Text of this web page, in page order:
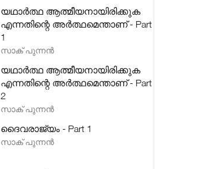
യഥാർത്ഥ ആത്മീയനായിരിക്കുക
എന്നതിന്റെ അർത്ഥമെന്താണ് - Part
1
സാക് പുന്നൻ
യഥാർത്ഥ ആത്മീയനായിരിക്കുക
എന്നതിന്റെ അർത്ഥമെന്താണ് - Part
2
സാക് പുന്നൻ
ദൈവരാജ്യം - Part 1
സാക് പുന്നൻ